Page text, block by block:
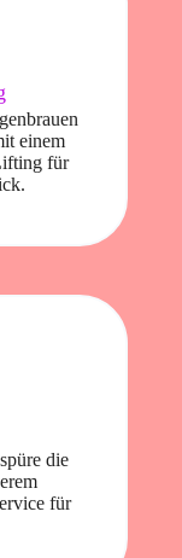
einem
für
die
für